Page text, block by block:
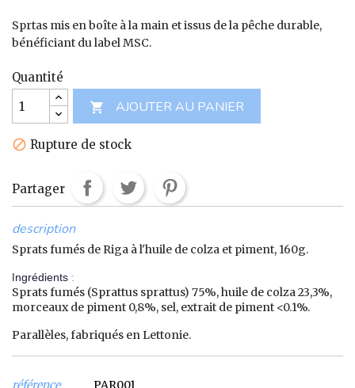
Sprtas mis en boîte à la main et issus de la pêche durable,
bénéficiant du label MSC.
Quantité

AJOUTER AU PANIER
 Rupture de stock
Partager
description
Sprats fumés de Riga à l'huile de colza et piment, 160g.
ngrédients :
Sprats fumés (Sprattus sprattus) 75%, huile de colza 23,3%,
morceaux de piment 0,8%, sel, extrait de piment <0.1%.
Parallèles, fabriqués en Lettonie.
référence
PAR001